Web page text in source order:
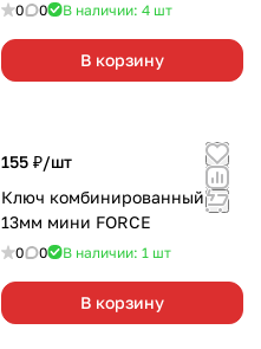
0 0 В наличии: 4 шт
В корзину
155 ₽/шт
Ключ комбинированный
13мм мини FORCE
0 0 В наличии: 1 шт
В корзину